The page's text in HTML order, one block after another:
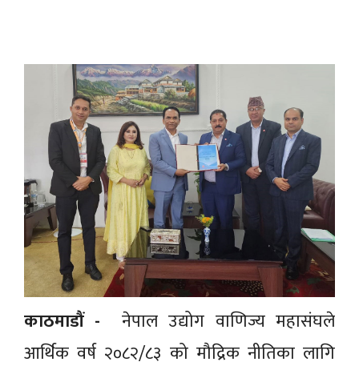
काठमाडौं - नेपाल उद्योग वाणिज्य महासंघले
आर्थिक वर्ष २०८२/८३ को मौद्रिक नीतिका लागि